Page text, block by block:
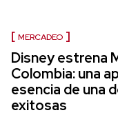
MERCADEO
Disney estrena
Colombia: una
esencia de una
exitosas